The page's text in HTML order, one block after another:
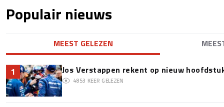
Populair nieuws
MEEST GELEZEN
1 Jos Verstappen rekent op nieuw
4853 KEER GELEZEN